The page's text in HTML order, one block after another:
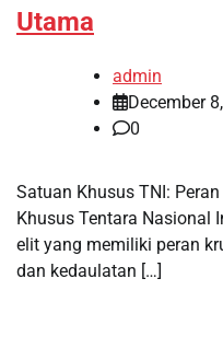
Utama
admin
December
0
Satuan Khusus TNI:
Khusus Tentara Nasional
elit yang memiliki peran
dan kedaulatan […]